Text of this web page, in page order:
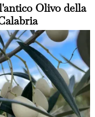
Olivo della